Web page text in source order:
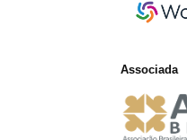
Associada